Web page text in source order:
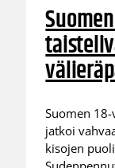
Suomen
jatkoi
kisojen